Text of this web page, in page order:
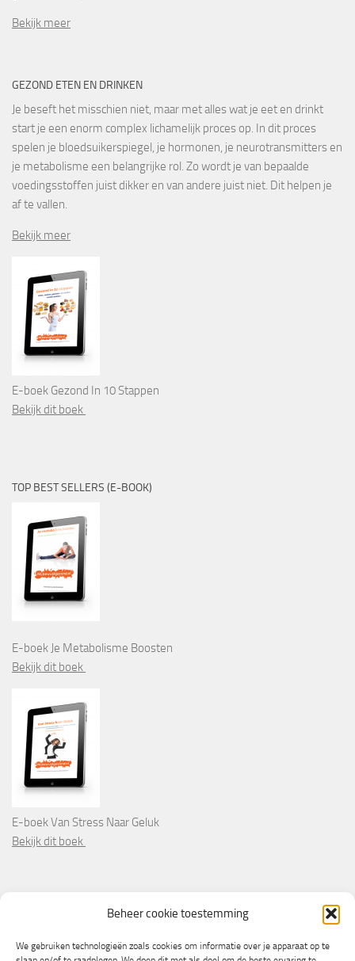
Beheer cookie toestemming
We gebruiken technologieën zoals cookies om informatie over je apparaat op te
Bekijk meer
GEZOND ETEN EN DRINKEN
Je beseft het misschien niet, maar met alles wat je eet en drinkt
start je een enorm complex lichamelijk proces op. In dit proces
spelen je bloedsuikerspiegel, je hormonen, je neurotransmitters en
je metabolisme een belangrijke rol. Zo wordt je van bepaalde
voedingsstoffen juist dikker en van andere juist niet. Dit helpen je
af te vallen.
Bekijk meer
E-boek Gezond In 10 Stappen
Bekijk dit boek
TOP BEST SELLERS (E-BOOK)
E-boek Je Metabolisme Boosten
Bekijk dit boek
E-boek Van Stress Naar Geluk
Bekijk dit boek